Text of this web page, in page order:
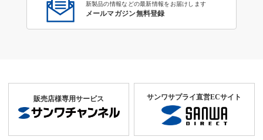
新製品の情報などの最新情報をお届けします
メールマガジン無料登録
販売店様専用サービス サンワサプライ直営ECサイト